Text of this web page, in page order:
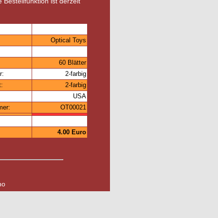
Optical Toys
60 Blätter
2-farbig
2-farbig
USA
OT00021
4.00 Euro